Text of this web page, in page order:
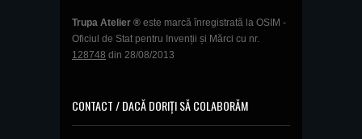
Trupa Atelier ® este marcă înregistrată la OSIM -
Oficiul de Stat pentru Invenții și Mărci cu nr.
128748 din 28/08/2013
CONTACT / DACĂ DORIȚI SĂ COLABORĂM